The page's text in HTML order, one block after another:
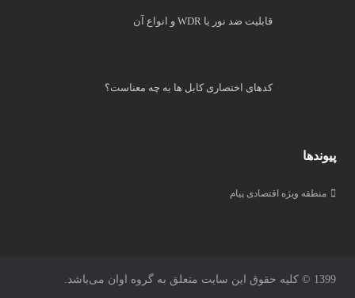
قابلیت ضد نور یا WDR و انواع آن
کدهای اختصاری کابل ها به چه معناست؟
پیوندها
منطقه ویژه اقتصادی پیام
1399 © کلیه حقوق این سایت متعلق به گروه اوان می‌باشد.